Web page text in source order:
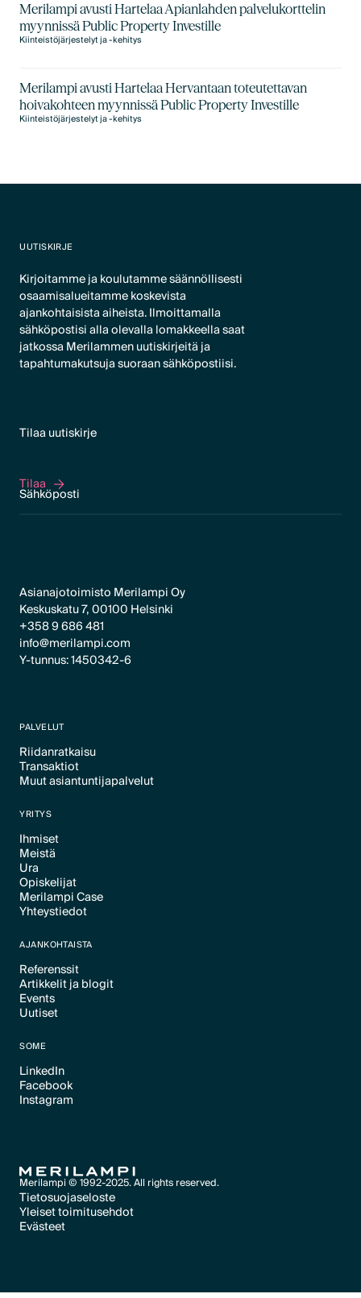
Merilampi avusti Hartelaa Apianlahden palvelukorttelin
myynnissä Public Property Investille
Kiinteistöjärjestelyt ja -kehitys
Merilampi avusti Hartelaa Hervantaan toteutettavan
hoivakohteen myynnissä Public Property Investille
Kiinteistöjärjestelyt ja -kehitys
UUTISKIRJE
Kirjoitamme ja koulutamme säännöllisesti
osaamisalueitamme koskevista
ajankohtaisista aiheista. Ilmoittamalla
sähköpostisi alla olevalla lomakkeella saat
jatkossa Merilammen uutiskirjeitä ja
tapahtumakutsuja suoraan sähköpostiisi.
Tilaa uutiskirje
Tilaa
Tilaa
Asianajotoimisto Merilampi Oy
Keskuskatu 7, 00100 Helsinki
+358 9 686 481
info@merilampi.com
Y-tunnus: 1450342-6
PALVELUT
Riidanratkaisu
Text Link
Transaktiot
Text Link
Muut asiantuntijapalvelut
YRITYS
Ihmiset
Text Link
Meistä
Text Link
Ura
Text Link
Opiskelijat
Text Link
Merilampi Case
Text Link
Yhteystiedot
AJANKOHTAISTA
Referenssit
Text Link
Artikkelit ja blogit
Text Link
Events
Text Link
Uutiset
SOME
LinkedIn
Text Link
Facebook
Text Link
Instagram
Merilampi © 1992-2025. All rights reserved.
Tietosuojaseloste
Text Link
Yleiset toimitusehdot
Text Link
Evästeet